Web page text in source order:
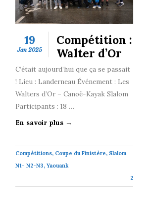
19
Jan 2025
Compétition :
Walter d’Or
C’était aujourd’hui que ça se passait
! Lieu : Landerneau Événement : Les
Walters d’Or – Canoë-Kayak Slalom
Participants : 18 …
En savoir plus →
Compétitions, Coupe du Finistère, Slalom
N1- N2-N3, Yaouank
2